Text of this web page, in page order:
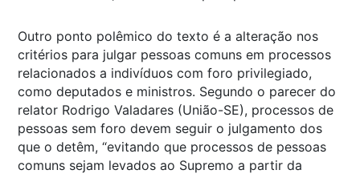
Outro ponto polêmico do texto é a alteração nos
critérios para julgar pessoas comuns em processos
relacionados a indivíduos com foro privilegiado,
como deputados e ministros. Segundo o parecer do
relator Rodrigo Valadares (União-SE), processos de
pessoas sem foro devem seguir o julgamento dos
que o detêm, “evitando que processos de pessoas
comuns sejam levados ao Supremo a partir da